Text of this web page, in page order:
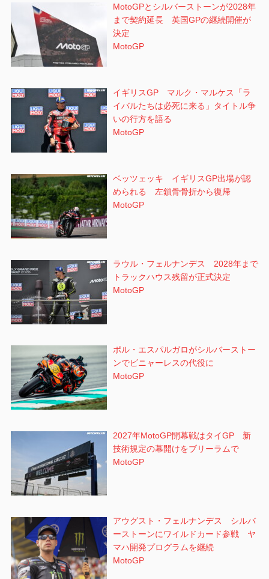
MotoGPとシルバーストーンが2028年
まで契約延長 英国GPの継続開催が
決定
MotoGP
イギリスGP マルク・マルケス「ラ
イバルたちは必死に来る」タイトル争
いの行方を語る
MotoGP
ベッツェッキ イギリスGP出場が認
められる 左鎖骨骨折から復帰
MotoGP
ラウル・フェルナンデス 2028年まで
トラックハウス残留が正式決定
MotoGP
ポル・エスパルガロがシルバーストー
ンでビニャーレスの代役に
MotoGP
2027年MotoGP開幕戦はタイGP 新
技術規定の幕開けをブリーラムで
MotoGP
アウグスト・フェルナンデス シルバ
ーストーンにワイルドカード参戦 ヤ
マハ開発プログラムを継続
MotoGP